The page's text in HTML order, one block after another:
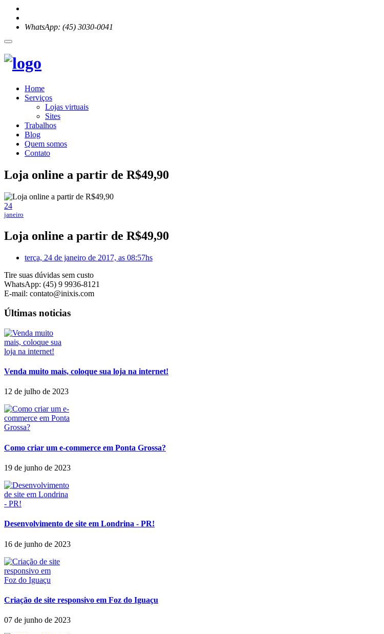
WhatsApp: (45) 3030-0041
Home
Serviços
Lojas virtuais
Sites
Trabalhos
Blog
Quem somos
Contato
Loja online a partir de R$49,90
24
janeiro
Loja online a partir de R$49,90
terça, 24 de janeiro de 2017, as 08:57hs
Tire suas dúvidas sem custo
WhatsApp: (45) 9 9936-8121
E-mail: contato@inixis.com
Últimas noticias
Venda muito mais, coloque sua loja na internet!
12 de julho de 2023
Como criar um e-commerce em Ponta Grossa?
19 de junho de 2023
Desenvolvimento de site em Londrina - PR!
16 de junho de 2023
Criação de site responsivo em Foz do Iguaçu
07 de junho de 2023